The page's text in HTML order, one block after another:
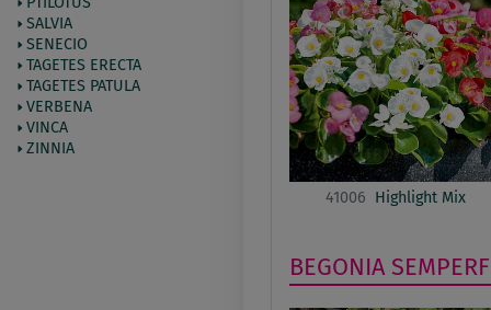
SALVIA
SENECIO
TAGETES ERECTA
TAGETES PATULA
VERBENA
VINCA
ZINNIA
41006 Highlight Mix
BEGONIA